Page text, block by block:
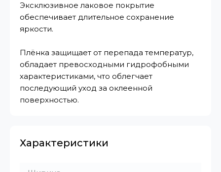
Эксклюзивное лаковое покрытие
обеспечивает длительное сохранение
яркости.
Плёнка защищает от перепада температур,
обладает превосходными гидрофобными
характеристиками, что облегчает
последующий уход за оклеенной
поверхностью.
Характеристики